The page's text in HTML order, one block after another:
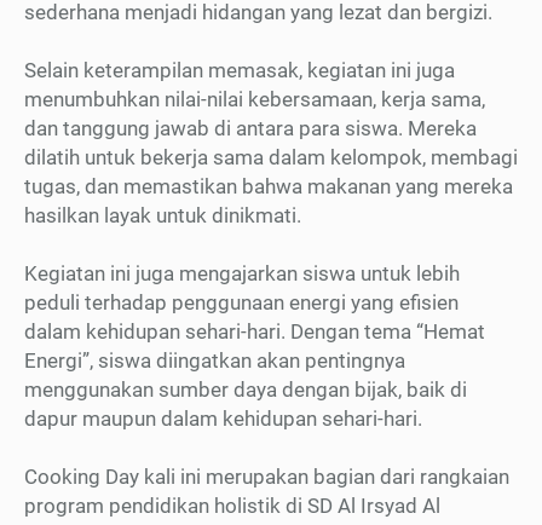
sederhana menjadi hidangan yang lezat dan bergizi.
Selain keterampilan memasak, kegiatan ini juga
menumbuhkan nilai-nilai kebersamaan, kerja sama,
dan tanggung jawab di antara para siswa. Mereka
dilatih untuk bekerja sama dalam kelompok, membagi
tugas, dan memastikan bahwa makanan yang mereka
hasilkan layak untuk dinikmati.
Kegiatan ini juga mengajarkan siswa untuk lebih
peduli terhadap penggunaan energi yang efisien
dalam kehidupan sehari-hari. Dengan tema “Hemat
Energi”, siswa diingatkan akan pentingnya
menggunakan sumber daya dengan bijak, baik di
dapur maupun dalam kehidupan sehari-hari.
Cooking Day kali ini merupakan bagian dari rangkaian
program pendidikan holistik di SD Al Irsyad Al